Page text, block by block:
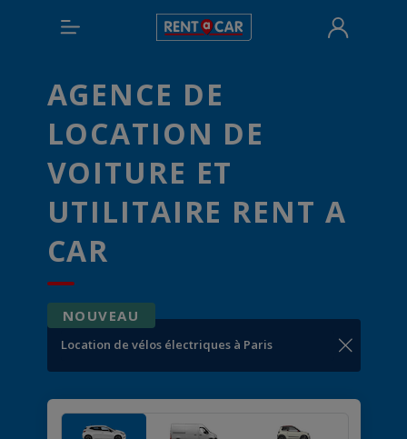
AGENCE DE
LOCATION DE
VOITURE ET
UTILITAIRE RENT A
CAR
NOUVEAU
Location de vélos électriques à Paris